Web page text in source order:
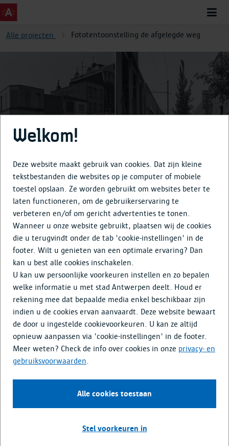
Alle projecten Fototentoonstelling de afgelegde weg
afgelegde weg
Over
Tijdlijn
Doe mee
Media & Nieuws
De negentiende-eeuwse
gordel van Antwerpen 1993 -
2023
Hoe verandert een stad in 30 jaar? Curator Pieter
Uyttenhove en fotografen Hans Bol en Georges Charlier
Waarom dit project?
Binnen het architectuurprogramma Open Stad van de
Welkom!
Deze website maakt gebruik van cookies. Dat zijn kleine
tekstbestanden die websites op je computer of mobiele
toestel opslaan. Ze worden gebruikt om websites beter te
laten functioneren, om de gebruikerservaring te
verbeteren en/of om gericht advertenties te tonen.
Wanneer u onze website gebruikt, plaatsen wij de cookies
die u terugvindt onder de tab 'cookie-instellingen' in de
footer. Wilt u genieten van een optimale ervaring? Dan
kan u best alle cookies inschakelen.
U kan uw persoonlijke voorkeuren instellen en zo bepalen
welke informatie u met stad Antwerpen deelt. Houd er
rekening mee dat bepaalde media enkel beschikbaar zijn
indien u de cookies ervan aanvaardt. Deze website bewaart
de door u ingestelde cookievoorkeuren. U kan ze altijd
opnieuw aanpassen via 'cookie-instellingen' in de footer.
Meer weten? Check de info over cookies in onze privacy- en
gebruiksvoorwaarden.
Alle cookies toestaan
Stel voorkeuren in